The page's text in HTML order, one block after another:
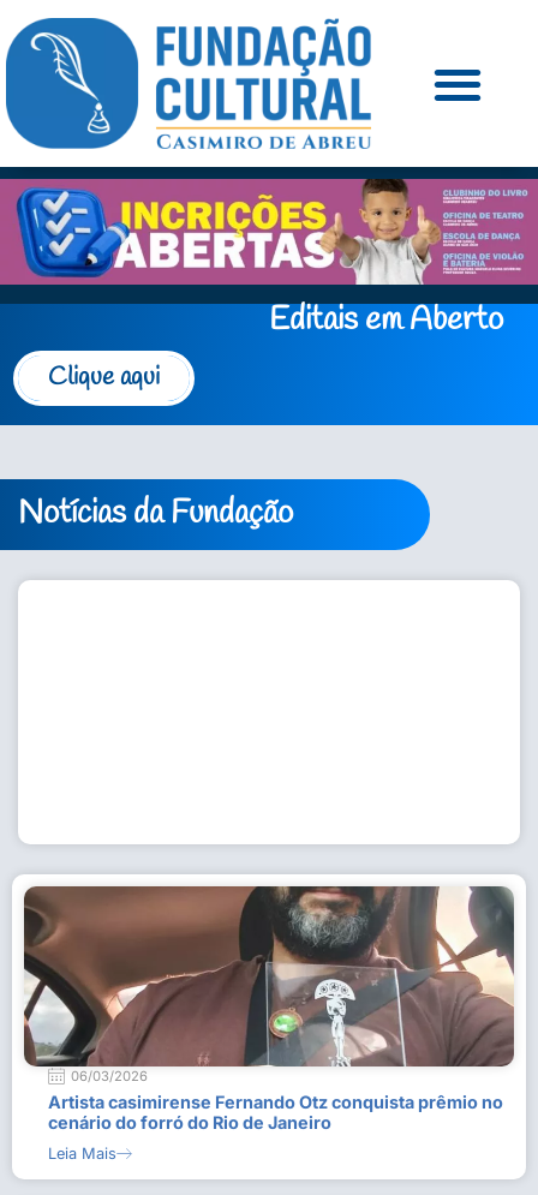
Editais em Aberto
Clique aqui
Notícias da Fundação
06/03/2026
Artista casimirense Fernando Otz conquista prêmio no
cenário do forró do Rio de Janeiro
Leia Mais